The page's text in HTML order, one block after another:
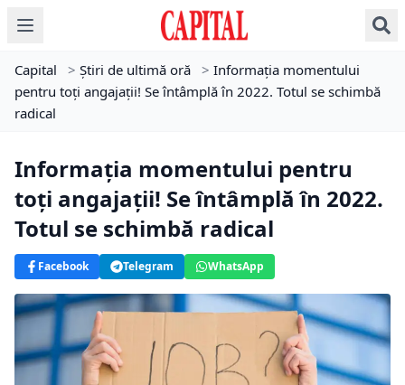
Capital > Știri de ultimă oră > Informația momentului
pentru toți angajații! Se întâmplă în 2022. Totul se schimbă
radical
Informația momentului pentru
toți angajații! Se întâmplă în 2022.
Totul se schimbă radical
Facebook Telegram WhatsApp